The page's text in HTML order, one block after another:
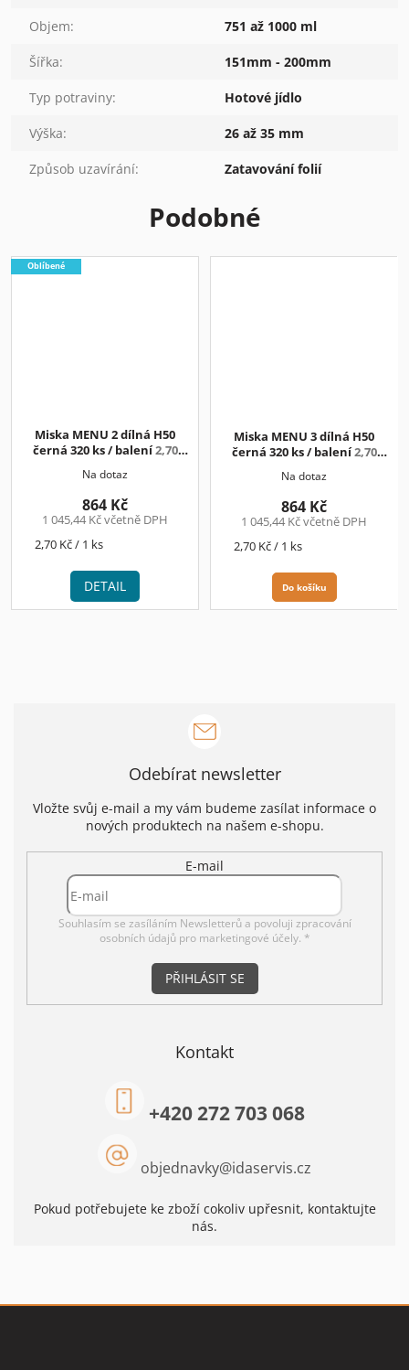
Objem: 751 až 1000 ml
Šířka: 151mm - 200mm
Typ potraviny: Hotové jídlo
Výška: 26 až 35 mm
Způsob uzavírání: Zatavování folií
Podobné
Oblíbené
Miska MENU 2 dílná H50
černá 320 ks / balení2,70
Na dotaz
1 045,44 Kč včetně DPH
864 Kč
Měrná
2,70 Kč / 1 ks
DETAIL
Miska MENU 3 dílná H50
černá 320 ks / balení2,70
Na dotaz
1 045,44 Kč včetně DPH
864 Kč
Měrná
2,70 Kč / 1 ks
Do košíku
Odebírat newsletter
Vložte svůj e-mail a my vám budeme zasílat informace o
nových produktech na našem e-shopu.
E-mail
Souhlasím se zasíláním Newsletterů a povoluji zpracování
osobních údajů pro marketingové účely. *
PŘIHLÁSIT SE
Kontakt
objednavky@idaservis.cz
+420 272 703 068
Pokud potřebujete ke zboží cokoliv upřesnit, kontaktujte
nás.
Z